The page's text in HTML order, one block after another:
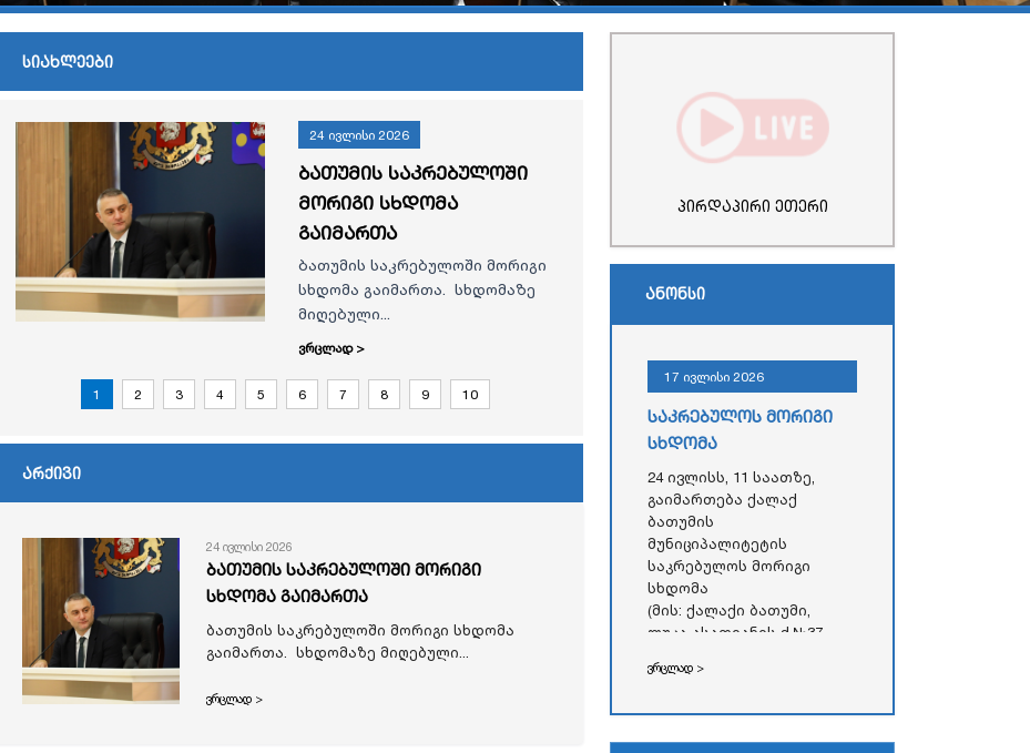
სიახლეები
24 ივლისი 2026
ბათუმის საკრებულოში
მორიგი სხდომა
გაიმართა
ბათუმის საკრებულოში მორიგი
სხდომა გაიმართა. სხდომაზე
მიღებული...
ვრცლად >
1 2 3 4 5 6 7 8 9 10
არქივი
24 ივლისი 2026
ბათუმის საკრებულოში მორიგი
სხდომა გაიმართა
ბათუმის საკრებულოში მორიგი სხდომა
გაიმართა. სხდომაზე მიღებული...
ვრცლად >
პირდაპირი ეთერი
ანონსი
17 ივლისი 2026
საკრებულოს მორიგი
სხდომა
24 ივლისს, 11 საათზე,
გაიმართება ქალაქ
ბათუმის
მუნიციპალიტეტის
საკრებულოს მორიგი
სხდომა
(მის: ქალაქი ბათუმი,
ლუკა ასათიანის ქ.№37,
რესპუბლიკის უმაღლესი
ადმინისტრაციული
შენობა)
ვრცლად >